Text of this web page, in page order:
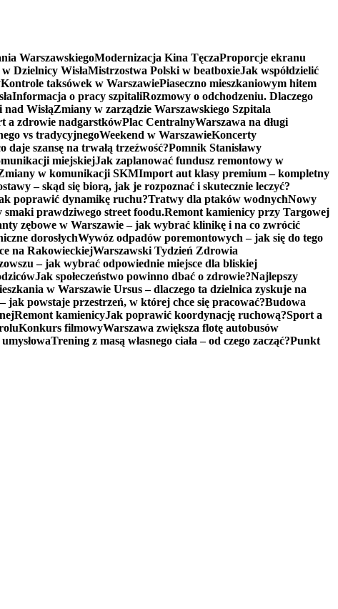
WarszawskiegoModernizacja Kina TęczaProporcje ekranu
Dzielnicy WisłaMistrzostwa Polski w beatboxieJak współdzielić
Kontrole taksówek w WarszawiePiaseczno mieszkaniowym hitem
Informacja o pracy szpitaliRozmowy o odchodzeniu. Dlaczego
WisłąZmiany w zarządzie Warszawskiego Szpitala
a zdrowie nadgarstkówPlac CentralnyWarszawa na długi
vs tradycyjnegoWeekend w WarszawieKoncerty
szansę na trwałą trzeźwość?Pomnik Stanisławy
miejskiejJak zaplanować fundusz remontowy w
w komunikacji SKMImport aut klasy premium – kompletny
– skąd się biorą, jak je rozpoznać i skutecznie leczyć?
poprawić dynamikę ruchu?Tratwy dla ptaków wodnychNowy
smaki prawdziwego street foodu.Remont kamienicy przy Targowej
zębowe w Warszawie – jak wybrać klinikę i na co zwrócić
dorosłychWywóz odpadów poremontowych – jak się do tego
na RakowieckiejWarszawski Tydzień Zdrowia
– jak wybrać odpowiednie miejsce dla bliskiej
Jak społeczeństwo powinno dbać o zdrowie?Najlepszy
w Warszawie Ursus – dlaczego ta dzielnica zyskuje na
jak powstaje przestrzeń, w której chce się pracować?Budowa
Remont kamienicyJak poprawić koordynację ruchową?Sport a
Konkurs filmowyWarszawa zwiększa flotę autobusów
Trening z masą własnego ciała – od czego zacząć?Punkt